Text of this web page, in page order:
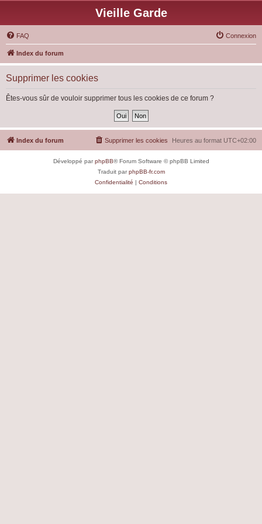
Vieille Garde
FAQ Connexion
Index du forum
Supprimer les cookies
Êtes-vous sûr de vouloir supprimer tous les cookies de ce forum ?
Index du forum Heures au format UTC+02:00
Supprimer les cookies
Développé parphpBB® Forum Software © phpBB Limited
Traduit parphpBB-fr.com
Confidentialité | Conditions